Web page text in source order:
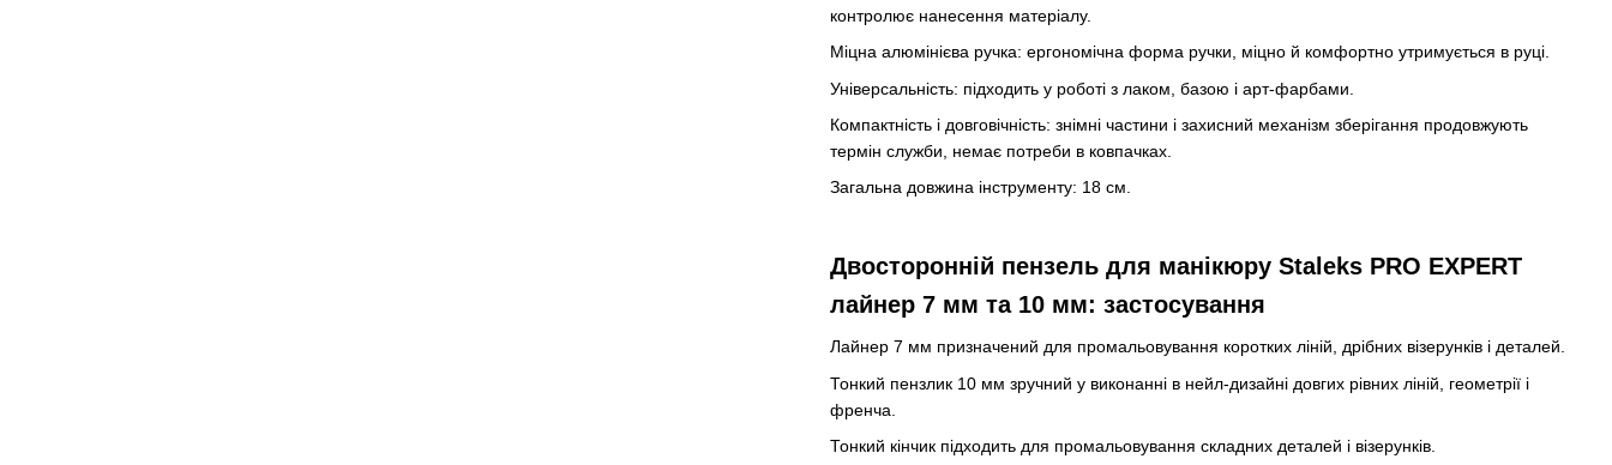
контролює нанесення матеріалу.
Міцна алюмінієва ручка: ергономічна форма ручки, міцно й комфортно утримується в руці.
Універсальність: підходить у роботі з лаком, базою і арт-фарбами.
Компактність і довговічність: знімні частини і захисний механізм зберігання продовжують
термін служби, немає потреби в ковпачках.
Загальна довжина інструменту: 18 см.
Двосторонній пензель для манікюру Staleks PRO EXPERT
лайнер 7 мм та 10 мм: застосування
Лайнер 7 мм призначений для промальовування коротких ліній, дрібних візерунків і деталей.
Тонкий пензлик 10 мм зручний у виконанні в нейл-дизайні довгих рівних ліній, геометрії і
френча.
Тонкий кінчик підходить для промальовування складних деталей і візерунків.